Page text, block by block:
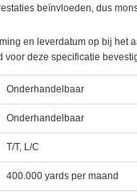
beïnvloeden, dus
en leverdatum op bij het
deze specificatie
Onderhandelbaar
Onderhandelbaar
T/T, L/C
400.000 yards per maand